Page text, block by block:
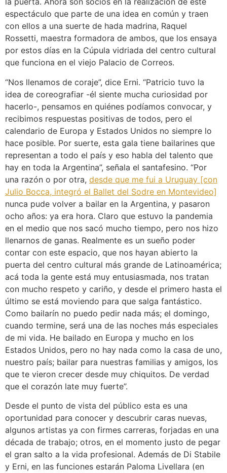
espectáculo que parte de una idea en común y traen
con ellos a una suerte de hada madrina, Raquel
Rossetti, maestra formadora de ambos, que los ensaya
por estos días en la Cúpula vidriada del centro cultural
que funciona en el viejo Palacio de Correos.
“Nos llenamos de coraje”, dice Erni. “Patricio tuvo la
idea de coreografiar -él siente mucha curiosidad por
hacerlo-, pensamos en quiénes podíamos convocar, y
recibimos respuestas positivas de todos, pero el
calendario de Europa y Estados Unidos no siempre lo
hace posible. Por suerte, esta gala tiene bailarines que
representan a todo el país y eso habla del talento que
hay en toda la Argentina”, señala el santafesino. “Por
una razón o por otra, desde que me fui a Uruguay [con
Julio Bocca, integró el Ballet del Sodre en Montevideo]
nunca pude volver a bailar en la Argentina, y pasaron
ocho años: ya era hora. Claro que estuvo la pandemia
en el medio que nos sacó mucho tiempo, pero nos hizo
llenarnos de ganas. Realmente es un sueño poder
contar con este espacio, que nos hayan abierto la
puerta del centro cultural más grande de Latinoamérica;
acá toda la gente está muy entusiasmada, nos tratan
con mucho respeto y cariño, y desde el primero hasta el
último se está moviendo para que salga fantástico.
Como bailarín no puedo pedir nada más; el domingo,
cuando termine, será una de las noches más especiales
de mi vida. He bailado en Europa y mucho en los
Estados Unidos, pero no hay nada como la casa de uno,
nuestro país; bailar para nuestras familias y amigos, los
que te vieron crecer desde muy chiquitos. De verdad
que el corazón late muy fuerte”.
Desde el punto de vista del público esta es una
oportunidad para conocer y descubrir caras nuevas,
algunos artistas ya con firmes carreras, forjadas en una
década de trabajo; otros, en el momento justo de pegar
el gran salto a la vida profesional. Además de Di Stabile
y Erni, en las funciones estarán Paloma Livellara (en